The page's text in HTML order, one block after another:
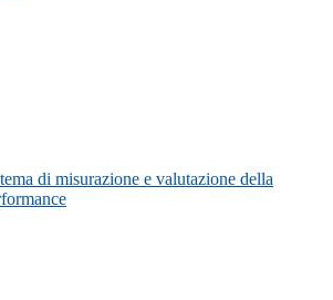
di misurazione e valutazione della